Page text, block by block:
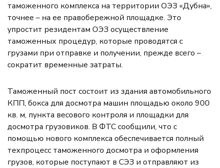
таможенного комплекса на территории ОЭЗ «Дубна»,
точнее – на ее правобережной площадке. Это
упростит резидентам ОЭЗ осуществление
таможенных процедур, которые проводятся с
грузами при отправке и получении, прежде всего –
сократит временные затраты.
Таможенный пост состоит из здания автомобильного
КПП, бокса для досмотра машин площадью около 900
кв. м, пункта весового контроля и площадки для
досмотра грузовиков. В ФТС сообщили, что с
помощью нового комплекса обеспечивается полный
техпроцесс таможенного досмотра и оформления
грузов, которые поступают в СЭЗ и отправляют из